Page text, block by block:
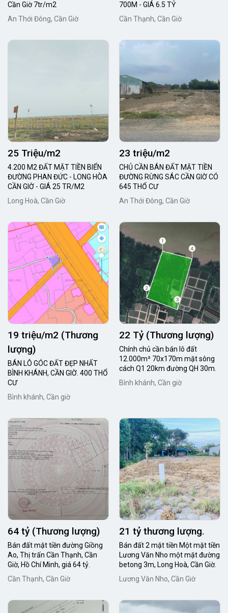
Cần Giờ 7tr/m2
An Thới Đông, Cần Giờ
700M - GIÁ 6.5 TỶ
Cần Thạnh, Cần Giờ
25 Triệu/m2
4.200 M2 ĐẤT MẶT TIỀN BIỂN
ĐƯỜNG PHAN ĐỨC - LONG HÒA
CẦN GIỜ - GIÁ 25 TR/M2
Long Hoà, Cần Giờ
23 triệu/m2
CHỦ CẦN BÁN ĐẤT MẶT TIỀN
ĐƯỜNG RỪNG SÁC CẦN GIỜ CÓ
645 THỔ CƯ
An Thới Đông, Cần Giờ
19 triệu/m2 (Thương
lượng)
BÁN LÔ GÓC ĐẤT ĐẸP NHẤT
BÌNH KHÁNH, CẦN GIỜ. 400 THỔ
CƯ
Bình khánh, Cần giờ
22 Tỷ (Thương lượng)
Chính chủ cần bán lô đất
12.000m² 70x170m mặt sông
cách Q1 20km đường QH 30m.
Bình khánh, Cần giờ
64 tỷ (Thương lượng)
Bán đất mặt tiền đường Giồng
Ao, Thị trấn Cần Thạnh, Cần
Giờ, Hồ Chí Minh, giá 64 tỷ.
Cần Thạnh, Cần Giờ
21 tỷ thương lượng.
Bán đất 2 mặt tiền Một mặt tiền
Lương Văn Nho một mặt đường
betong 3m, Long Hoà, Cần Giờ.
Lương Văn Nho, Cần Giờ